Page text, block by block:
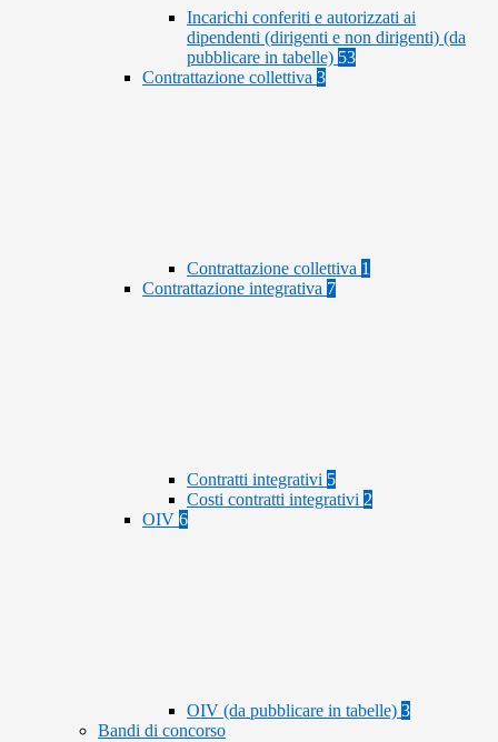
Incarichi conferiti e autorizzati ai
dipendenti (dirigenti e non dirigenti) (da
pubblicare in tabelle) 53
Contrattazione collettiva 3
Contrattazione collettiva 1
Contrattazione integrativa 7
Contratti integrativi 5
Costi contratti integrativi 2
OIV 6
OIV (da pubblicare in tabelle) 3
Bandi di concorso